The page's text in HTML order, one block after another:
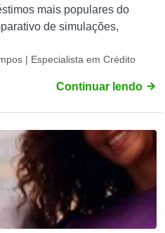
mais populares do
de simulações,
| Especialista em Crédito
Continuar lendo